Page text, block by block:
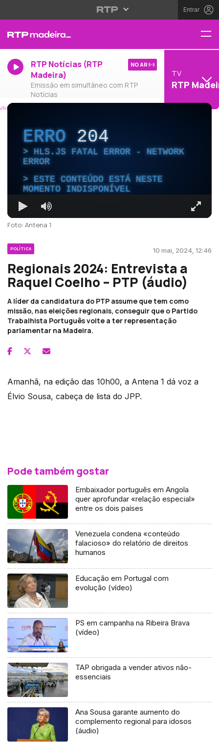
Entrar
RTP Notícias (RTP
Madeira)
Emissão em simultâneo com RTP
Notícias
NO AR
TV
RTP
ERRO204
HLS.JS FATAL ERROR - NETWORK
ERROR
ESTE CONTEÚDO ESTÁ NESTE
MOMENTO INDISPONÍVEL
Foto: Antena 1
POLÍTICA 10 mai, 2024, 12:46
Regionais 2024: Entrevista a
Raquel Coelho – PTP (áudio)
A líder da candidatura do PTP assume que tem como
missão, nas eleições regionais, conseguir que o Partido
Trabalhista Português volte a ter representação
parlamentar na Madeira.
Amanhã, na edição das 10h00, a Antena 1 dá voz a
Élvio Sousa, cabeça de lista do JPP.
Pode também gostar
Embaixador português em Angola
quer aprofundar «relação especial»
entre os dois países
Venezuela condena «conteúdo
falacioso» do relatório de direitos
humanos
Educação em Portugal com
evolução (vídeo)
PS em campanha na Ribeira Brava
(vídeo)
TAP obrigada a vender ativos não-
essenciais
Ana Sousa garante aumento do
complemento regional para idosos
(áudio)